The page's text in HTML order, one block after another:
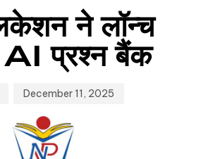
ने लॉन्च
AI प्रश्न बैंक
December 11, 2025